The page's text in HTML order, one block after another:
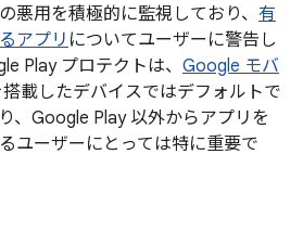
悪用を積極的に監視しており、 有
アプリ についてユーザーに警告し
Play プロテクトは、 Google モバ
搭載したデバイスではデフォルトで
、Google Play 以外からアプリを
ユーザーにとっては特に重要で